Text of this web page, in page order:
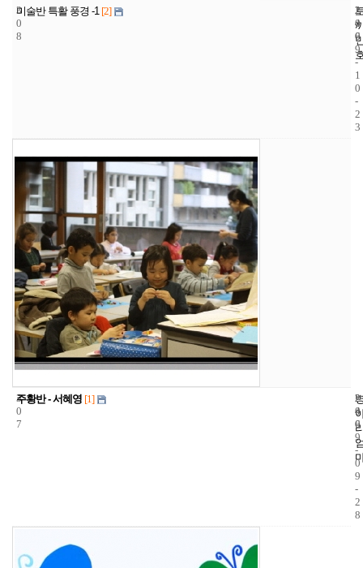
3
0
8
미술반 특활 풍경 -1 [2]
2
4
6
2
0
0
9
-
1
0
-
2
3
3
0
7
주황반 - 서혜영 [1]
2
4
6
2
0
0
9
-
0
9
-
2
8